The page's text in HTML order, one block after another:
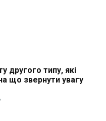
другого типу, які
що звернути увагу